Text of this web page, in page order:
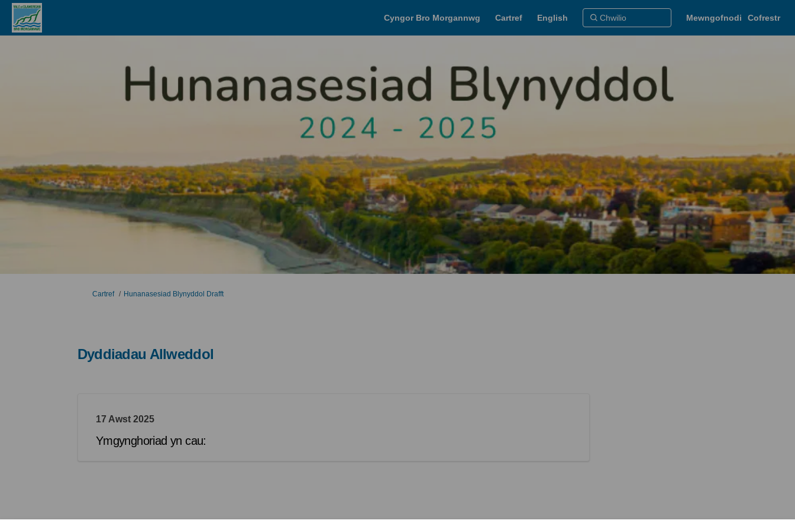
Cyngor Bro Morgannwg Cartref English Mewngofnodi Cofrestr
Rydych yma:
Cartref Hunanasesiad Blynyddol Drafft
Dyddiadau Allweddol
17 Awst 2025
Ymgynghoriad yn cau: